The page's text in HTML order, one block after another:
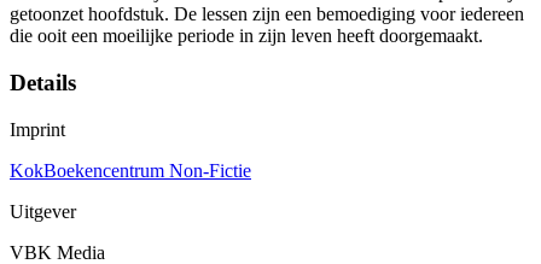
getoonzet hoofdstuk. De lessen zijn een bemoediging voor iedereen
die ooit een moeilijke periode in zijn leven heeft doorgemaakt.
Details
Imprint
KokBoekencentrum Non-Fictie
Uitgever
VBK Media